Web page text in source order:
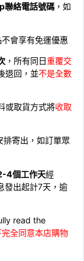
絡電話號碼 ，如
會享有免運優惠
，所有同日重覆交
退回，並不是全數
或取貨方式將收取
排寄出，如訂單眾
4個工作天經
發出起計7天，逾
read the
全同意本店購物